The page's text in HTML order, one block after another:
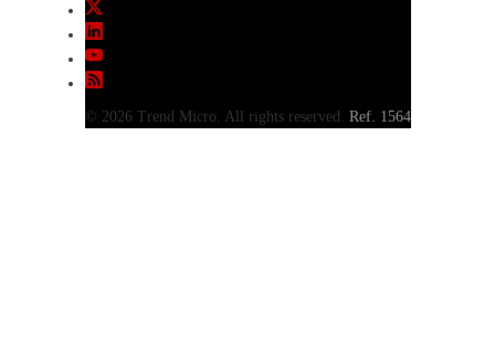
© 2026 Trend Micro. All rights reserved. Ref. 1564